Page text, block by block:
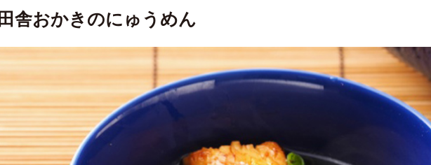
田舎おかきのにゅうめん